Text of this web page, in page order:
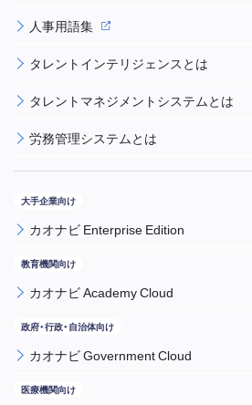
人事用語集
タレントインテリジェンスとは
タレントマネジメントシステムとは
労務管理システムとは
カオナビ Enterprise Edition
カオナビ Academy Cloud
カオナビ Government Cloud